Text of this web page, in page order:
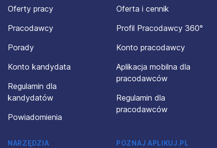
Oferty pracy
Pracodawcy
Porady
Konto kandydata
Regulamin dla
kandydatów
Powiadomienia
Oferta i cennik
Profil Pracodawcy 360°
Konto pracodawcy
Aplikacja mobilna dla
pracodawców
Regulamin dla
pracodawców
NARZĘDZIA
POZNAJ APLIKUJ.PL